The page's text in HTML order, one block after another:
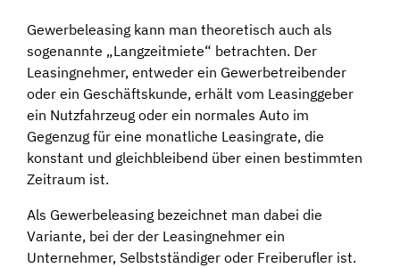
Gewerbeleasing kann man theoretisch auch als
sogenannte „Langzeitmiete“ betrachten. Der
Leasingnehmer, entweder ein Gewerbetreibender
oder ein Geschäftskunde, erhält vom Leasinggeber
ein Nutzfahrzeug oder ein normales Auto im
Gegenzug für eine monatliche Leasingrate, die
konstant und gleichbleibend über einen bestimmten
Zeitraum ist.
Als Gewerbeleasing bezeichnet man dabei die
Variante, bei der der Leasingnehmer ein
Unternehmer, Selbstständiger oder Freiberufler ist.